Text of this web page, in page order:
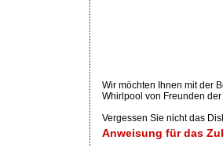
Wir möchten Ihnen mit der
Whirlpool von Freunden
Vergessen Sie nicht das
Anweisung für das